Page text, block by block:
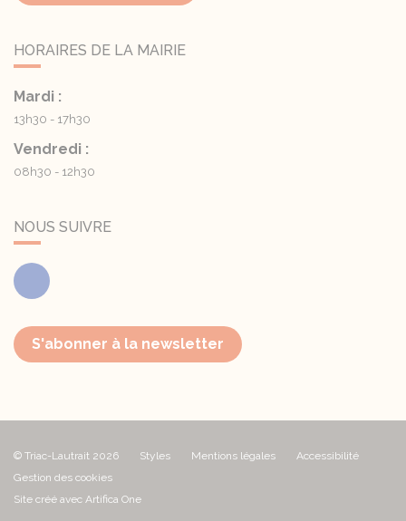
HORAIRES DE LA MAIRIE
Mardi :
13h30 - 17h30
Vendredi :
08h30 - 12h30
NOUS SUIVRE
Facebook
S'abonner à la newsletter
© Triac-Lautrait 2026 Styles Mentions légales
Accessibilité
Gestion des cookies
Site créé avec Artifica One